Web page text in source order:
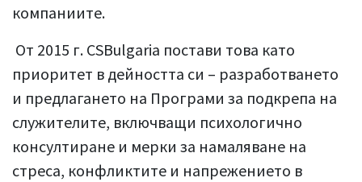
компаниите.
От 2015 г. CSBulgaria постави това като
приоритет в дейността си – разработването
и предлагането на Програми за подкрепа на
служителите, включващи психологично
консултиране и мерки за намаляване на
стреса, конфликтите и напрежението в